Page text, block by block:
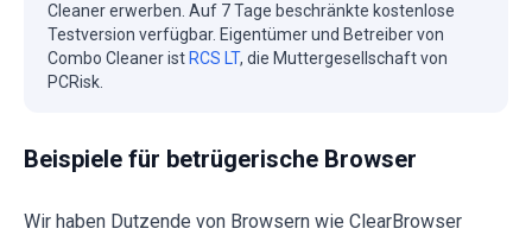
Cleaner erwerben. Auf 7 Tage beschränkte kostenlose
Testversion verfügbar. Eigentümer und Betreiber von
Combo Cleaner ist RCS LT, die Muttergesellschaft von
PCRisk.
Beispiele für betrügerische Browser
Wir haben Dutzende von Browsern wie ClearBrowser